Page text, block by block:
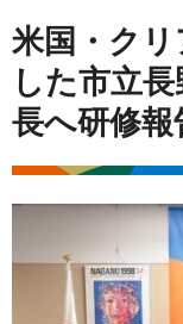
米国・ク
した市立
長へ研修報